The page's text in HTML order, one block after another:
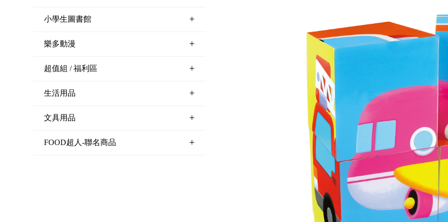
小學生圖書館 +
樂多動漫 +
超值組 / 福利區 +
生活用品 +
文具用品 +
FOOD超人-聯名商品 +